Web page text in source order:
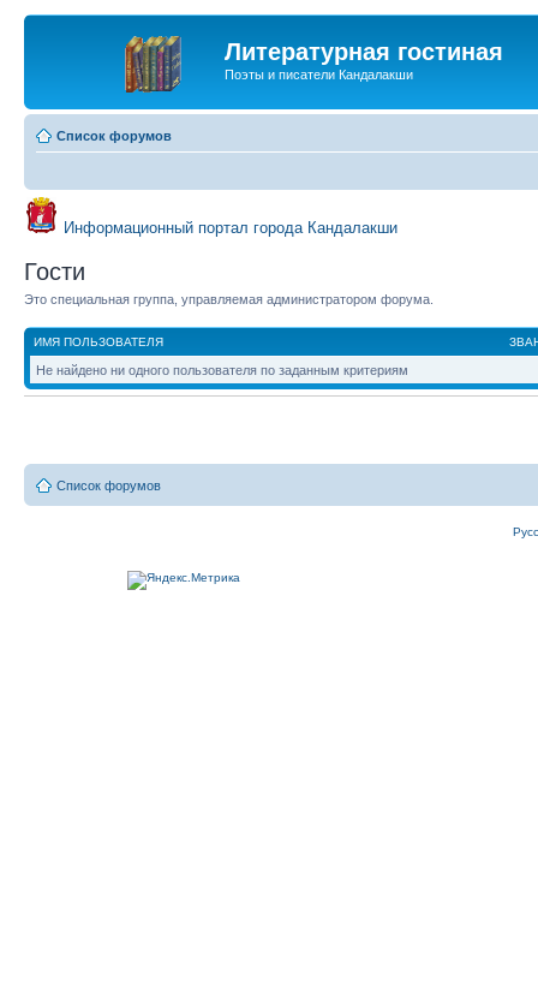
Литературная гостиная
Поэты и писатели Кандалакши
Список форумов
Информационный портал города Кандалакши
Гости
Это специальная группа, управляемая администратором форума.
ИМЯ ПОЛЬЗОВАТЕЛЯ
Не найдено ни одного пользователя по заданным критериям
Список форумов